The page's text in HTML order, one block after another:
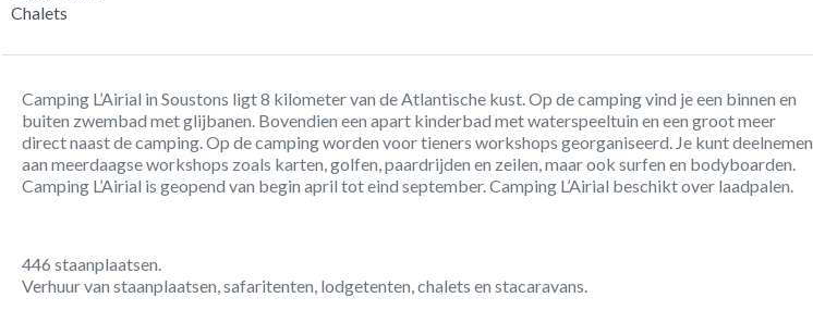
Chalets
Camping L’Airial in Soustons ligt 8 kilometer van de Atlantische kust. Op de camping vind je een binnen en
buiten zwembad met glijbanen. Bovendien een apart kinderbad met waterspeeltuin en een groot meer
direct naast de camping. Op de camping worden voor tieners workshops georganiseerd. Je kunt deelnemen
aan meerdaagse workshops zoals karten, golfen, paardrijden en zeilen, maar ook surfen en bodyboarden.
Camping L’Airial is geopend van begin april tot eind september. Camping L’Airial beschikt over laadpalen.
446 staanplaatsen.
Verhuur van staanplaatsen, safaritenten, lodgetenten, chalets en stacaravans.